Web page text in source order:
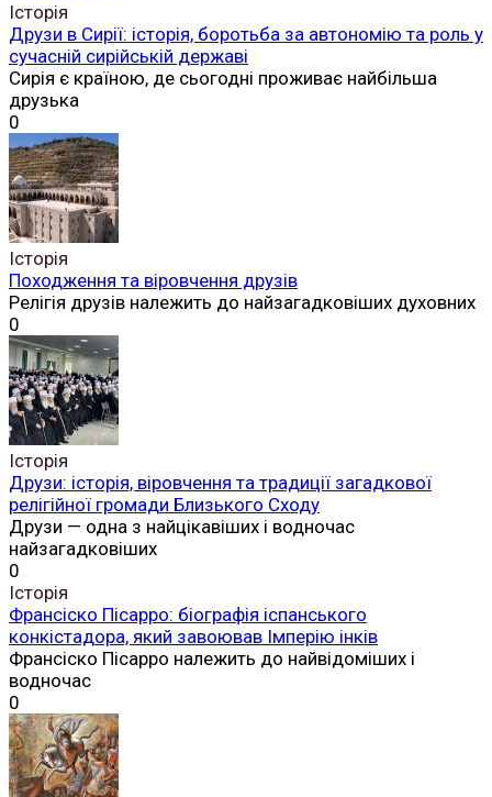
Історія
Друзи в Сирії: історія, боротьба за автономію та роль у
сучасній сирійській державі
Сирія є країною, де сьогодні проживає найбільша
друзька
0
Історія
Походження та віровчення друзів
Релігія друзів належить до найзагадковіших духовних
0
Історія
Друзи: історія, віровчення та традиції загадкової
релігійної громади Близького Сходу
Друзи — одна з найцікавіших і водночас
найзагадковіших
0
Історія
Франсіско Пісарро: біографія іспанського
конкістадора, який завоював Імперію інків
Франсіско Пісарро належить до найвідоміших і
водночас
0